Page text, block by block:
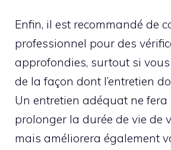
Enfin, il est recommandé de
professionnel pour des
approfondies, surtout si vous
de la façon dont l’entretien
Un entretien adéquat ne
prolonger la durée de vie de
mais améliorera également